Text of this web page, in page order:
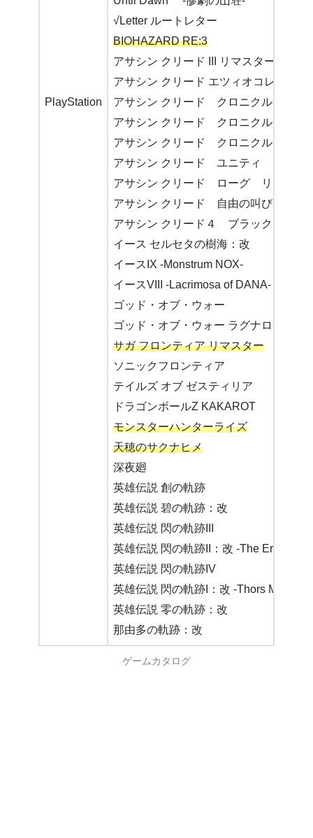
PlayStation
√Letter ルートレター
BIOHAZARD RE:3
アサシン クリード III リマスター
アサシン クリード エツィオコレクショ
アサシン クリード クロニクル ロシア
アサシン クリード クロニクル イン
アサシン クリード クロニクル チャ
アサシン クリード ユニティ
アサシン クリード ローグ リマスタ
アサシン クリード 自由の叫び
アサシン クリード４ ブラック フラッ
イース セルセタの樹海：改
イースIX -Monstrum NOX-
イースVIII -Lacrimosa of DANA-
ゴッド・オブ・ウォー
ゴッド・オブ・ウォー ラグナロク
サガ フロンティア リマスター
ソニックフロンティア
テイルズ オブ ゼスティリア
ドラゴンボールZ KAKAROT
モンスターハンターライズ
天穂のサクナヒメ
深夜廻
英雄伝説 創の軌跡
英雄伝説 碧の軌跡：改
英雄伝説 閃の軌跡III
英雄伝説 閃の軌跡II：改 -The
英雄伝説 閃の軌跡IV
英雄伝説 閃の軌跡I：改 -Thors Military
英雄伝説 零の軌跡：改
那由多の軌跡：改
ゲームカタログ